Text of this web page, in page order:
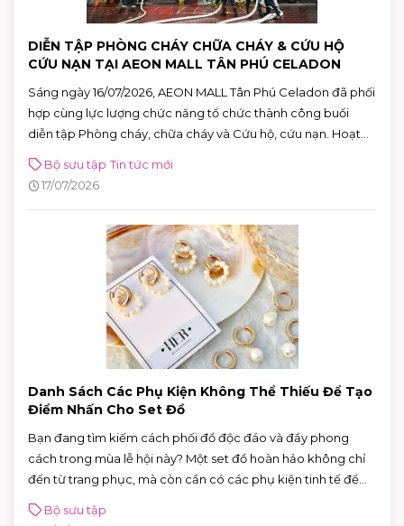
DIỄN TẬP PHÒNG CHÁY CHỮA CHÁY & CỨU HỘ
CỨU NẠN TẠI AEON MALL TÂN PHÚ CELADON
Sáng ngày 16/07/2026, AEON MALL Tân Phú Celadon đã phối
hợp cùng lực lượng chức năng tổ chức thành công buổi
diễn tập Phòng cháy, chữa cháy và Cứu hộ, cứu nạn. Hoạt
huống khẩn cấp, khẳng định cam kết xây dựng môi trường
mua sắm, vui chơi và giải trí an toàn cho mọi khách hàng.
Bộ sưu tập Tin tức mới
17/07/2026
Danh Sách Các Phụ Kiện Không Thể Thiếu Để Tạo
Điểm Nhấn Cho Set Đồ
Bạn đang tìm kiếm cách phối đồ độc đáo và đầy phong
cách trong mùa lễ hội này? Một set đồ hoàn hảo không chỉ
đến từ trang phục, mà còn cần có các phụ kiện tinh tế để
là danh sách các phụ kiện không thể thiếu để bạn tự tin
Bộ sưu tập